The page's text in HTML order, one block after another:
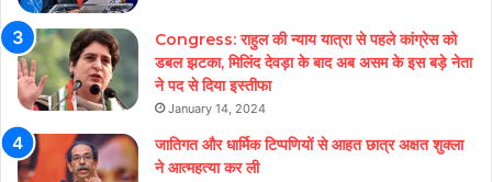
Congress: राहुल की न्याय यात्रा से पहले कांग्रेस को
डबल झटका, मिलिंद देवड़ा के बाद अब असम के इस बड़े नेता
ने पद से दिया इस्तीफा
January 14, 2024
जातिगत और धार्मिक टिप्पणियों से आहत छात्र अक्षत शुक्ला
ने आत्महत्या कर ली